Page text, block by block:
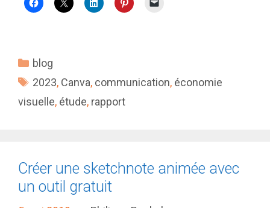
Catégories
blog
Étiquettes
2023, Canva, communication, économie
visuelle, étude, rapport
Créer une sketchnote animée avec
un outil gratuit